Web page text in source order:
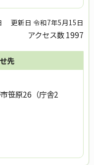
更新日 令和7年5月15日
アクセス数1997
先
笹原26（庁舎2